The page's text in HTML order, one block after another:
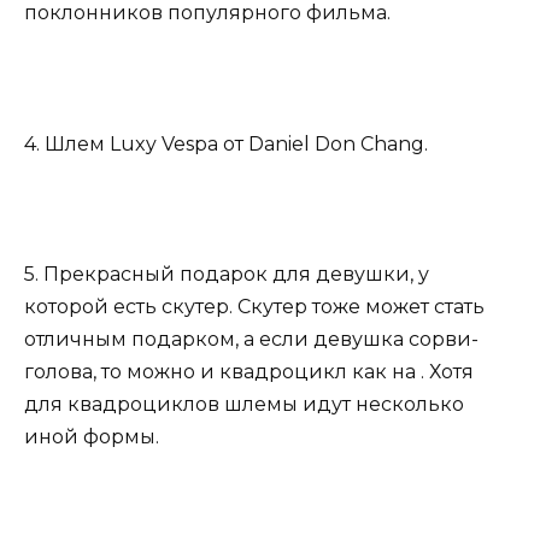
поклонников популярного фильма.
4. Шлем Luxy Vespa от Daniel Don Chang.
5. Прекрасный подарок для девушки, у
которой есть скутер. Скутер тоже может стать
отличным подарком, а если девушка сорви-
голова, то можно и квадроцикл как на . Хотя
для квадроциклов шлемы идут несколько
иной формы.